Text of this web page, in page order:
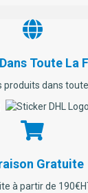
Toute La
produits dans toute
Gratuite
à partir de